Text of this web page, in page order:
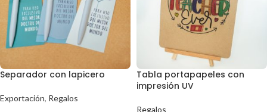
Separador con lapicero
Exportación, Regalos
Tabla portapapeles con
impresión UV
Regalos